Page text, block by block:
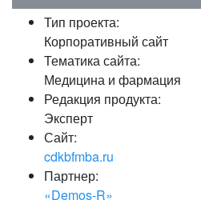
Забыли свой
Тип проекта:
Корпоративный сайт
Тематика сайта:
Медицина и фармация
Редакция продукта:
Эксперт
Сайт:
cdkbfmba.ru
Партнер:
«Demos-R»